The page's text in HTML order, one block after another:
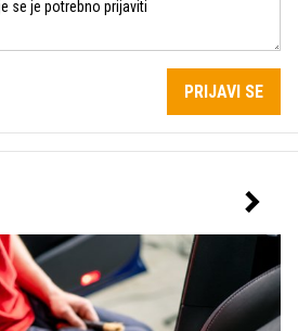
PRIJAVI SE